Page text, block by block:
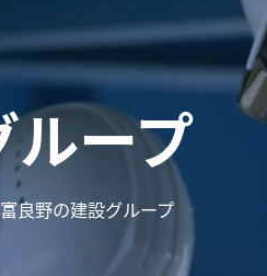
ープ
良野の建設グループ